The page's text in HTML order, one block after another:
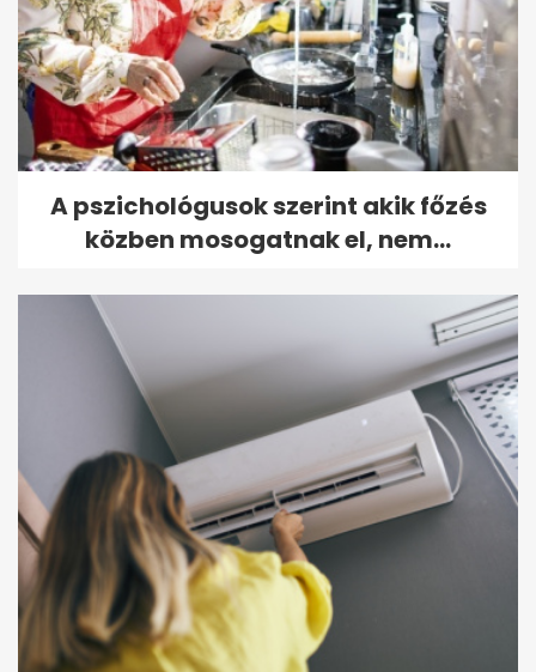
A pszichológusok szerint akik főzés
közben mosogatnak el, nem...